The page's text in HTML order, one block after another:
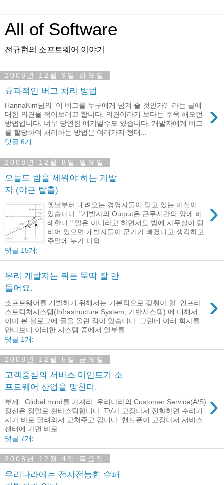
All of Software
전규현의 소프트웨어 이야기
2008년 12월 9일 화요일
효과적인 버그 처리 방법
›
HannaKim님의 이 버그를 누구에게 넘겨 줄 것인가? 라는 글에
대한 의견을 적어보려고 합니다. 의견이라기 보다는 주욱 해오던
방법입니다. 너무 당연한 얘기일수도 있습니다. 개발자에게 버그
를 할당하여 처리하는 방법은 여러가지 형태...
댓글 6개:
2008년 12월 8일 월요일
오늘도 밤을 세워야 하는 개발
자 (야근 탈출)
›
옛날부터 내려오는 경영자들이 믿고 있는 미신이
있습니다. "개발자의 Output은 근무시간의 양에 비
례한다." 말은 아니라고 하면서도 밤에 사무실이 텅
비어 있으면 개발자들이 군기가 빠졌다고 생각하고
주말에 누가 나와...
댓글 15개:
우리 개발자는 뭐든 뚝딱 잘 만
들어요.
›
소프트웨어를 개발하기 위해서는 기본적으로 갖춰야 할 인프라
스트럭쳐시스템(Infrastructure System, 기반시스템) 에 대해서
이미 본 블로그에 글을 올린 적이 있습니다. 그런데 여러 회사를
만나보니 이러한 시스템 중에서 일부를 ...
댓글 1개:
2008년 12월 5일 금요일
고객중심의 서비스 마인드가 소
프트웨어 산업을 망친다.
›
부제 : Global mind를 가져라. 우리나라의 Customer Service(A/S)
정신은 정말로 환타스틱합니다. TV가 고장나서 전화하면 수리기
사가 바로 달려와서 고쳐주고 갑니다. 핸드폰이 고장나서 서비스
센터에 가면 바로 ...
댓글 7개:
2008년 12월 4일 목요일
우리나라에는 전지전능한 슈퍼